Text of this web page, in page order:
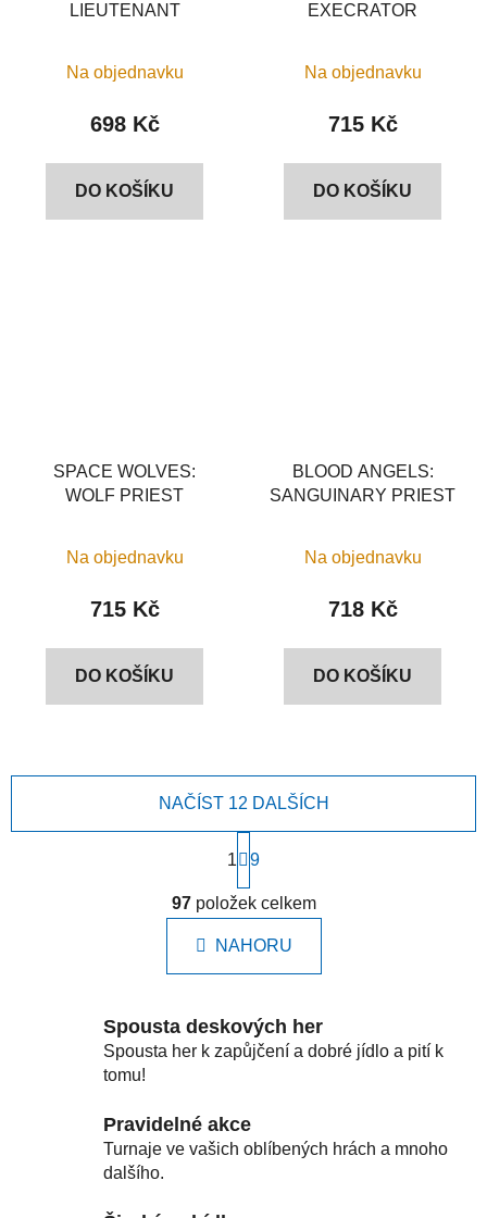
LIEUTENANT
Na objednavku
698 Kč
DO KOŠÍKU
EXECRATOR
Na objednavku
715 Kč
DO KOŠÍKU
SPACE WOLVES:
WOLF PRIEST
Na objednavku
715 Kč
DO KOŠÍKU
BLOOD ANGELS:
SANGUINARY PRIEST
Na objednavku
718 Kč
DO KOŠÍKU
O
v
l
á
d
c
í
v
k
NAČÍST 12 DALŠÍCH
t
r
á
n
k
n
í
1 9
97položek celkem
NAHORU
Spousta deskových her
Spousta her k zapůjčení a dobré jídlo a pití k
tomu!
Pravidelné akce
Turnaje ve vašich oblíbených hrách a mnoho
dalšího.